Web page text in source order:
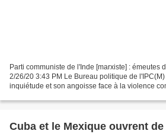
Parti communiste de l'Inde [marxiste] : émeutes
2/26/20 3:43 PM Le Bureau politique de
inquiétude et son angoisse face à la violence
Cuba et le Mexique ouvrent